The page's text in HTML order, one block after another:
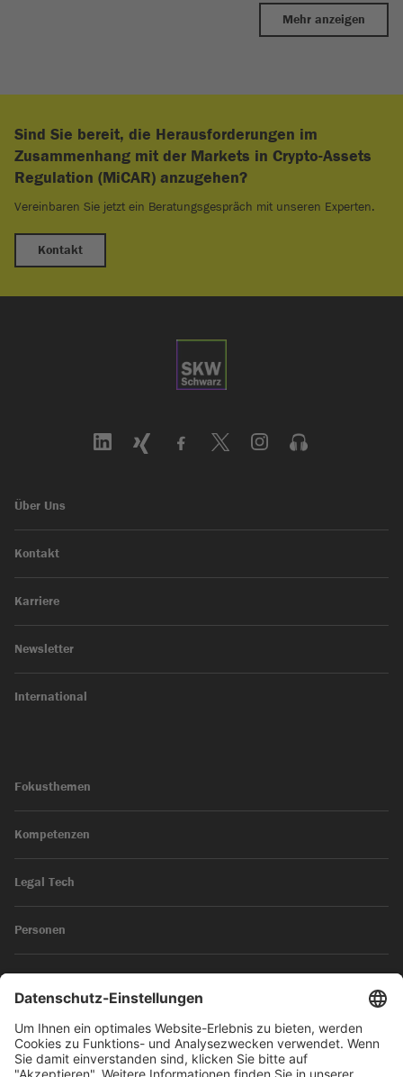
Mehr anzeigen
Sind Sie bereit, die Herausforderungen im
Zusammenhang mit der Markets in Crypto-Assets
Regulation (MiCAR) anzugehen?
Vereinbaren Sie jetzt ein Beratungsgespräch mit unseren Experten.
Kontakt
Über Uns
Kontakt
Karriere
Newsletter
International
Fokusthemen
Kompetenzen
Legal Tech
Personen
News